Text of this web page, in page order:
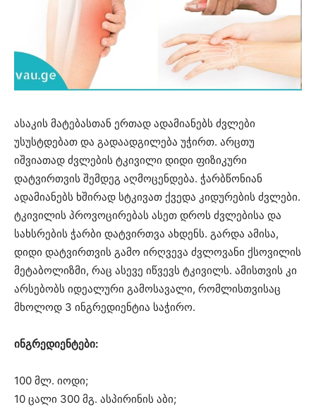
ასაკის მატებასთან ერთად ადამიანებს ძვლები
უსუსტდებათ და გადაადგილება უჭირთ. არცთუ
იშვიათად ძვლების ტკივილი დიდი ფიზიკური
დატვირთვის შემდეგ აღმოცენდება. ჭარბწონიან
ადამიანებს ხშირად სტკივათ ქვედა კიდურების ძვლები.
ტკივილის პროვოცირებას ასეთ დროს ძვლებისა და
სახსრების ჭარბი დატვირთვა ახდენს. გარდა ამისა,
დიდი დატვირთვის გამო ირღვევა ძვლოვანი ქსოვილის
მეტაბოლიზმი, რაც ასევე იწვევს ტკივილს. ამისთვის კი
არსებობს იდეალური გამოსავალი, რომლისთვისაც
მხოლოდ 3 ინგრედიენტია საჭირო.
ინგრედიენტები:
100 მლ. იოდი;
10 ცალი 300 მგ. ასპირინის აბი;